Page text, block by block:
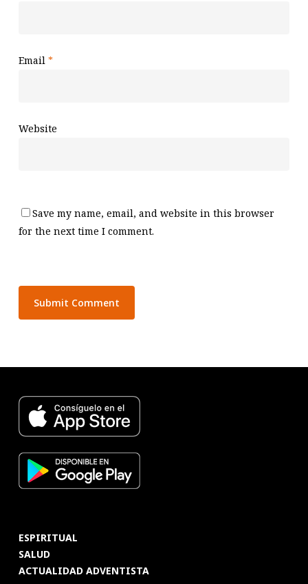
Email *
Website
Save my name, email, and website in this browser
for the next time I comment.
ESPIRITUAL
SALUD
ACTUALIDAD ADVENTISTA